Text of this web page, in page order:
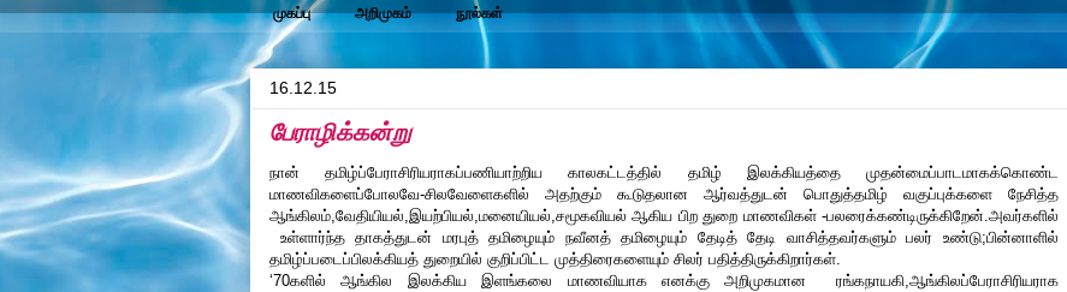
முகப்பு அறிமுகம் நூல்கள்
16.12.15
பேராழிக்கன்று
நான் தமிழ்ப்பேராசிரியராகப்பணியாற்றிய காலகட்டத்தில் தமிழ் இலக்கியத்தை முதன்மைப்பாடமாகக்கொண்ட
மாணவிகளைப்போலவே-சிலவேளைகளில் அதற்கும் கூடுதலான ஆர்வத்துடன் பொதுத்தமிழ் வகுப்புக்களை நேசித்த
ஆங்கிலம்,வேதியியல்,இயற்பியல்,மனையியல்,சமூகவியல் ஆகிய பிற துறை மாணவிகள் -பலரைக்கண்டிருக்கிறேன்.அவர்களில்
உள்ளார்ந்த தாகத்துடன் மரபுத் தமிழையும் நவீனத் தமிழையும் தேடித் தேடி வாசித்தவர்களும் பலர் உண்டு;பின்னாளில்
தமிழ்ப்படைப்பிலக்கியத் துறையில் குறிப்பிட்ட முத்திரைகளையும் சிலர் பதித்திருக்கிறார்கள்.
‘70களில் ஆங்கில இலக்கிய இளங்கலை மாணவியாக எனக்கு அறிமுகமான ரங்கநாயகி,ஆங்கிலப்பேராசிரியராக